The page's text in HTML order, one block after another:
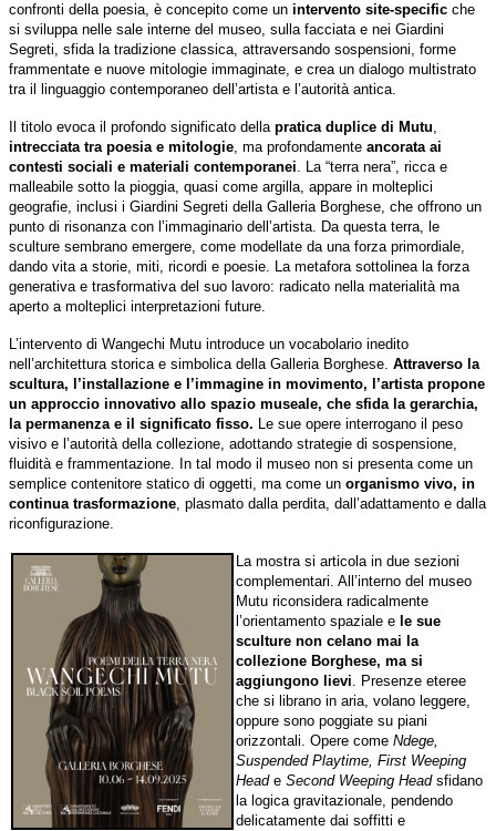
confronti della poesia, è concepito come un intervento site-specific che
si sviluppa nelle sale interne del museo, sulla facciata e nei Giardini
Segreti, sfida la tradizione classica, attraversando sospensioni, forme
frammentate e nuove mitologie immaginate, e crea un dialogo multistrato
tra il linguaggio contemporaneo dell’artista e l’autorità antica.
Il titolo evoca il profondo significato della pratica duplice di Mutu,
intrecciata tra poesia e mitologie, ma profondamente ancorata ai
contesti sociali e materiali contemporanei. La “terra nera”, ricca e
malleabile sotto la pioggia, quasi come argilla, appare in molteplici
geografie, inclusi i Giardini Segreti della Galleria Borghese, che offrono un
punto di risonanza con l’immaginario dell’artista. Da questa terra, le
sculture sembrano emergere, come modellate da una forza primordiale,
dando vita a storie, miti, ricordi e poesie. La metafora sottolinea la forza
generativa e trasformativa del suo lavoro: radicato nella materialità ma
aperto a molteplici interpretazioni future.
L’intervento di Wangechi Mutu introduce un vocabolario inedito
nell’architettura storica e simbolica della Galleria Borghese. Attraverso la
scultura, l’installazione e l’immagine in movimento, l’artista propone
un approccio innovativo allo spazio museale, che sfida la gerarchia,
la permanenza e il significato fisso. Le sue opere interrogano il peso
visivo e l’autorità della collezione, adottando strategie di sospensione,
fluidità e frammentazione. In tal modo il museo non si presenta come un
semplice contenitore statico di oggetti, ma come un organismo vivo, in
continua trasformazione, plasmato dalla perdita, dall’adattamento e dalla
riconfigurazione.
La mostra si articola in due sezioni
complementari. All’interno del museo
Mutu riconsidera radicalmente
l’orientamento spaziale e le sue
sculture non celano mai la
collezione Borghese, ma si
aggiungono lievi. Presenze eteree
che si librano in aria, volano leggere,
oppure sono poggiate su piani
orizzontali. Opere come Ndege,
Suspended Playtime, First Weeping
Head e Second Weeping Headsfidano
la logica gravitazionale, pendendo
delicatamente dai soffitti e